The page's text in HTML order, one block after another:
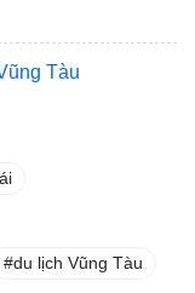
Tàu
du lịch Vũng Tàu